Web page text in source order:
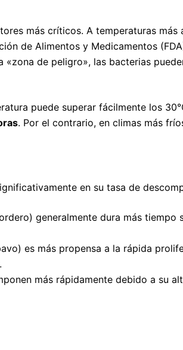
más críticos. A temperaturas más
de Alimentos y Medicamentos
«zona de peligro», las bacterias
puede superar fácilmente los
. Por el contrario, en climas más
en su tasa de
generalmente dura más tiempo
es más propensa a la rápida
más rápidamente debido a su